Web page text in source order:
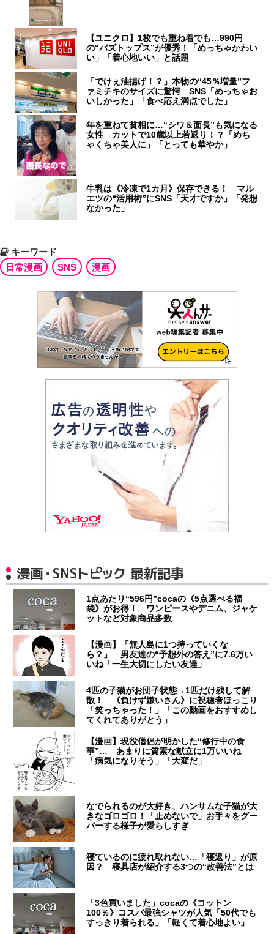
【ユニクロ】1枚でも重ね着でも…990円
の“バズトップス”が優秀！「めっちゃかわい
い」「着心地いい」と話題
「でけぇ油揚げ！？」本物の“45％増量”フ
ァミチキのサイズに驚愕 SNS「めっちゃお
いしかった」「食べ応え満点でした」
年を重ねて貧相に…“シワ＆面長”も気になる
女性→カットで10歳以上若返り！？「めち
ゃくちゃ美人に」「とっても華やか」
牛乳は《冷凍で1カ月》保存できる！ マル
エツの“活用術”にSNS「天才ですか」「発想
なかった」
キーワード
日常漫画
SNS 漫画
漫画・SNSトピック 最新記事
1点あたり“596円”cocaの《5点選べる福
袋》がお得！ ワンピースやデニム、ジャケ
ットなど対象商品多数
【漫画】「無人島に1つ持っていくな
ら？」 男友達の“予想外の答え”に7.6万い
いね「一生大切にしたい友達」
4匹の子猫がお団子状態→1匹だけ残して解
散！ 《負けず嫌いさん》に視聴者ほっこり
「笑っちゃった！」「この動画をおすすめし
てくれてありがとう」
【漫画】現役僧侶が明かした“修行中の食
事”… あまりに質素な献立に1万いいね
「病気になりそう」「大変だ」
なでられるのが大好き、ハンサムな子猫が大
きなゴロゴロ！「止めないで」お手々をグー
パーする様子が愛らしすぎ
寝ているのに疲れ取れない…「寝返り」が原
因？ 寝具店が紹介する3つの“改善法”とは
「3色買いました」cocaの《コットン
100％》コスパ最強シャツが人気「50代でも
すっきり着られる」「軽くて着心地よい」